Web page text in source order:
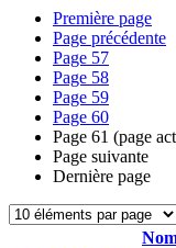
Première page
Page précédente
Page 57
Page 58
Page 59
Page 60
Page 61 (page
Page suivante
Dernière page